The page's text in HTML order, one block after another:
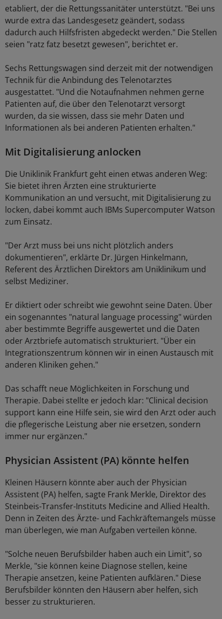
etabliert, der die Rettungssanitäter unterstützt. "Bei uns
wurde extra das Landesgesetz geändert, sodass
dadurch auch Hilfsfristen abgedeckt werden." Die Stellen
seien "ratz fatz besetzt gewesen", berichtet er.
Sechs Rettungswagen sind derzeit mit der notwendigen
Technik für die Anbindung des Telenotarztes
ausgestattet. "Und die Notaufnahmen nehmen gerne
Patienten auf, die über den Telenotarzt versorgt
wurden, da sie wissen, dass sie mehr Daten und
Informationen als bei anderen Patienten erhalten."
Mit Digitalisierung anlocken
Die Uniklinik Frankfurt geht einen etwas anderen Weg:
Sie bietet ihren Ärzten eine strukturierte
Kommunikation an und versucht, mit Digitalisierung zu
locken, dabei kommt auch IBMs Supercomputer Watson
zum Einsatz.
"Der Arzt muss bei uns nicht plötzlich anders
dokumentieren", erklärte Dr. Jürgen Hinkelmann,
Referent des Ärztlichen Direktors am Uniklinikum und
selbst Mediziner.
Er diktiert oder schreibt wie gewohnt seine Daten. Über
ein sogenanntes "natural language processing" würden
aber bestimmte Begriffe ausgewertet und die Daten
oder Arztbriefe automatisch strukturiert. "Über ein
Integrationszentrum können wir in einen Austausch mit
anderen Kliniken gehen."
Das schafft neue Möglichkeiten in Forschung und
Therapie. Dabei stellte er jedoch klar: "Clinical decision
support kann eine Hilfe sein, sie wird den Arzt oder auch
die pflegerische Leistung aber nie ersetzen, sondern
immer nur ergänzen."
Physician Assistent (PA) könnte helfen
Kleinen Häusern könnte aber auch der Physician
Assistent (PA) helfen, sagte Frank Merkle, Direktor des
Steinbeis-Transfer-Instituts Medicine and Allied Health.
Denn in Zeiten des Ärzte- und Fachkräftemangels müsse
man überlegen, wie man Aufgaben verteilen könne.
"Solche neuen Berufsbilder haben auch ein Limit", so
Merkle, "sie können keine Diagnose stellen, keine
Therapie ansetzen, keine Patienten aufklären." Diese
Berufsbilder könnten den Häusern aber helfen, sich
besser zu strukturieren.